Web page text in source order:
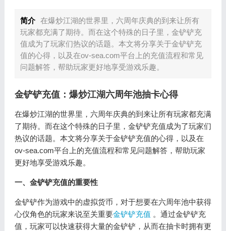
简介 在爆炒江湖的世界里，六周年庆典的到来让所有
玩家都充满了期待。而在这个特殊的日子里，金铲铲充
值成为了玩家们热议的话题。本文将分享关于金铲铲充
值的心得，以及在ov-sea.com平台上的充值流程和常见
问题解答，帮助玩家更好地享受游戏乐趣。
金铲铲充值：爆炒江湖六周年池抽卡心得
在爆炒江湖的世界里，六周年庆典的到来让所有玩家都充满
了期待。而在这个特殊的日子里，金铲铲充值成为了玩家们
热议的话题。本文将分享关于金铲铲充值的心得，以及在
ov-sea.com平台上的充值流程和常见问题解答，帮助玩家
更好地享受游戏乐趣。
一、金铲铲充值的重要性
金铲铲作为游戏中的虚拟货币，对于想要在六周年池中获得
心仪角色的玩家来说至关重要金铲铲充值 。通过金铲铲充
值，玩家可以快速获得大量的金铲铲，从而在抽卡时拥有更